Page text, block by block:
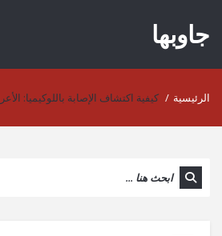
جاوبها
الرئيسية / كيفية اكتشاف الإصابة باللوكيميا: